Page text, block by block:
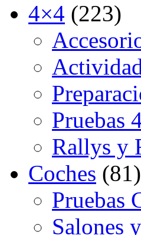
4×4 (223)
Pruebas
Rallys y
Coches (81)
Pruebas
Salones